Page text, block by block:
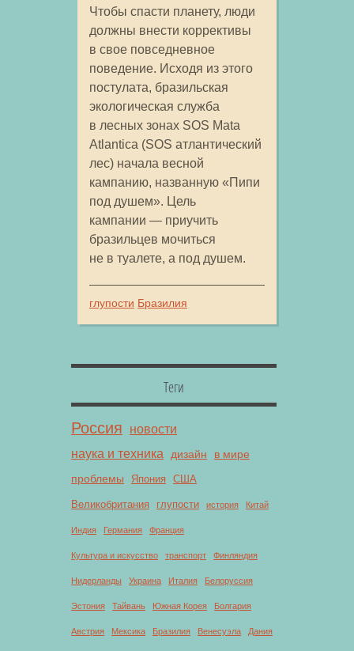
Чтобы спасти планету, люди
должны внести коррективы
в свое повседневное
поведение. Исходя из этого
постулата, бразильская
экологическая служба
в лесных зонах SOS Mata
Atlantica (SOS атлантический
лес) начала весной
кампанию, названную «Пипи
под душем». Цель
кампании — приучить
бразильцев мочиться
не в туалете, а под душем.
глупости Бразилия
Теги
Россия
новости
наука и техника
дизайн
в мире
проблемы
Япония США
Великобритания глупости история Китай
Индия Германия Франция
Культура и искусство транспорт Финляндия
Нидерланды Украина Италия Белоруссия
Эстония Тайвань Южная Корея Болгария
Австрия Мексика Бразилия Венесуэла Дания